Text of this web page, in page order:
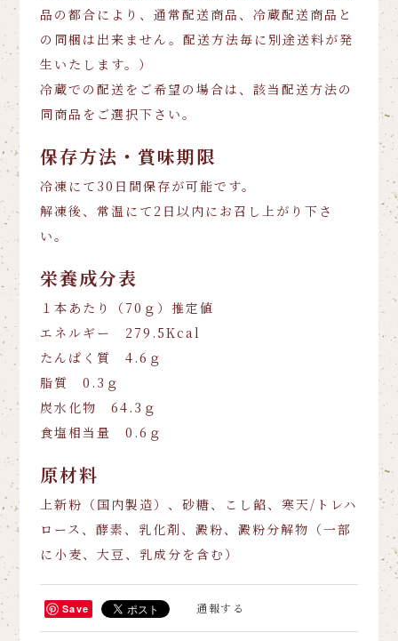
品の都合により、通常配送商品、冷蔵配送商品と
の同梱は出来ません。配送方法毎に別途送料が発
生いたします。）
冷蔵での配送をご希望の場合は、該当配送方法の
同商品をご選択下さい。
保存方法・賞味期限
冷凍にて30日間保存が可能です。
解凍後、常温にて2日以内にお召し上がり下さ
い。
栄養成分表
１本あたり（70ｇ）推定値
エネルギー 279.5Kcal
たんぱく質 4.6ｇ
脂質 0.3ｇ
炭水化物 64.3ｇ
食塩相当量 0.6ｇ
原材料
上新粉（国内製造）、砂糖、こし餡、寒天/トレハ
ロース、酵素、乳化剤、澱粉、澱粉分解物（一部
に小麦、大豆、乳成分を含む）
Save 通報する